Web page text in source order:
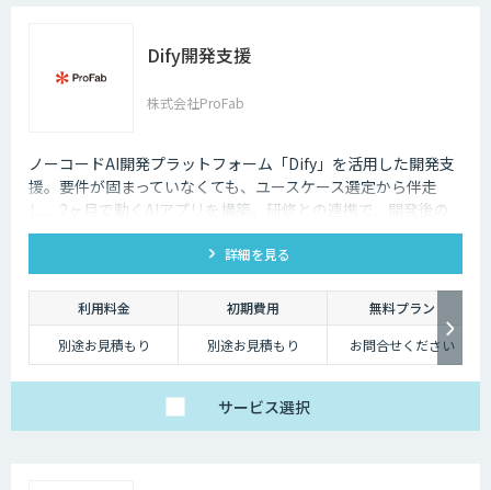
Dify開発支援
株式会社ProFab
ノーコードAI開発プラットフォーム「Dify」を活用した開発支
援。要件が固まっていなくても、ユースケース選定から伴走
し、2ヶ月で動くAIアプリを構築。研修との連携で、開発後の
内製化・自走までサポートします。
詳細を見る
利用料金 初期費用
無料プラン
別途お見積もり
別途お見積もり お問合せください
サービス選択